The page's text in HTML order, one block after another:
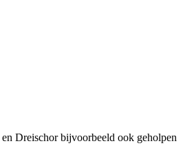
Dreischor bijvoorbeeld ook geholpen